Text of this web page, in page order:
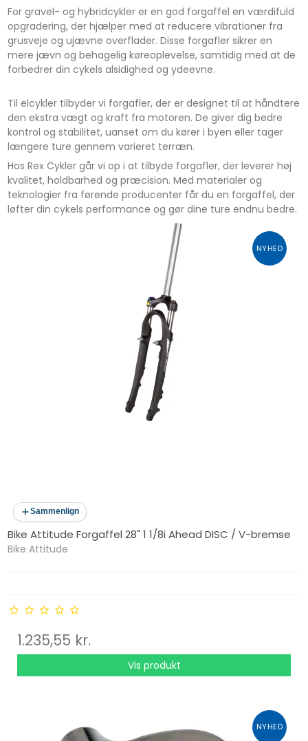
For gravel- og hybridcykler er en god forgaffel en værdifuld
opgradering, der hjælper med at reducere vibrationer fra
grusveje og ujævne overflader. Disse forgafler sikrer en
mere jævn og behagelig køreoplevelse, samtidig med at de
forbedrer din cykels alsidighed og ydeevne.
Til elcykler tilbyder vi forgafler, der er designet til at håndtere
den ekstra vægt og kraft fra motoren. De giver dig bedre
kontrol og stabilitet, uanset om du kører i byen eller tager
længere ture gennem varieret terræn.
Hos Rex Cykler går vi op i at tilbyde forgafler, der leverer høj
kvalitet, holdbarhed og præcision. Med materialer og
teknologier fra førende producenter får du en forgaffel, der
løfter din cykels performance og gør dine ture endnu bedre.
NYHED
Sammenlign
Bike Attitude Forgaffel 28" 1 1/8i Ahead DISC / V-bremse
Bike Attitude
1.235,55 kr.
Vis produkt
NYHED